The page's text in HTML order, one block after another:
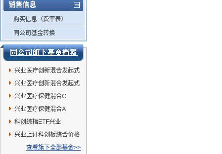
销售信息
购买信息（费率表）
同公司基金转换
兴业医疗创新混合发起式
C
兴业医疗创新混合发起式
A
兴业医疗保健混合C
兴业医疗保健混合A
科创综指ETF兴业
兴业上证科创板综合价格
ETF联接C
查看旗下全部基金>>